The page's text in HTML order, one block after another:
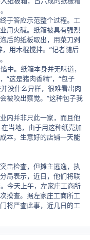
答应示范整个过程。工
用火碱。纸箱被具有强烈
后的纸板取出，用菜刀剁
用木棍搅拌。”记者随后
。纸箱本身并无味道，
“这是猪肉香精”，“包子
没什么异样，很难看出肉
被咬出察觉。“这种包子我
内并非只此一家，而且他
当地，由于用这种纸壳加
本，生意好的店铺一天能
击检查，但摊主逃逸，执
局表示，近日，他们将联
今天上午，左家庄工商所
摸查。据左家庄工商所工
将严查此事，近几日的工